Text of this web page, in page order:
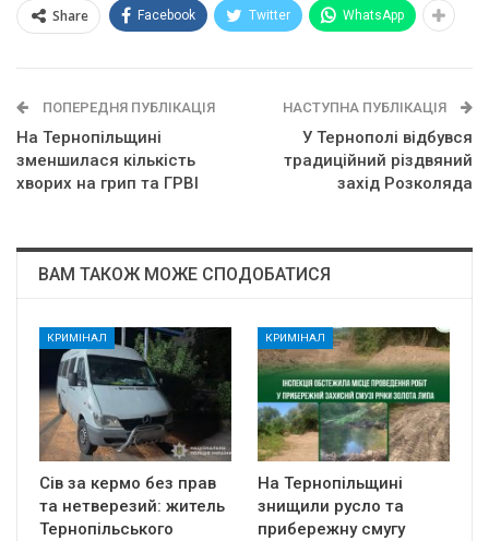
Share Facebook Twitter WhatsApp
ПОПЕРЕДНЯ ПУБЛІКАЦІЯ
На Тернопільщині
зменшилася кількість
хворих на грип та ГРВІ
НАСТУПНА ПУБЛІКАЦІЯ
У Тернополі відбувся
традиційний різдвяний
захід Розколяда
ВАМ ТАКОЖ МОЖЕ СПОДОБАТИСЯ
КРИМІНАЛ
Сів за кермо без прав
та нетверезий: житель
Тернопільського
КРИМІНАЛ
На Тернопільщині
знищили русло та
прибережну смугу